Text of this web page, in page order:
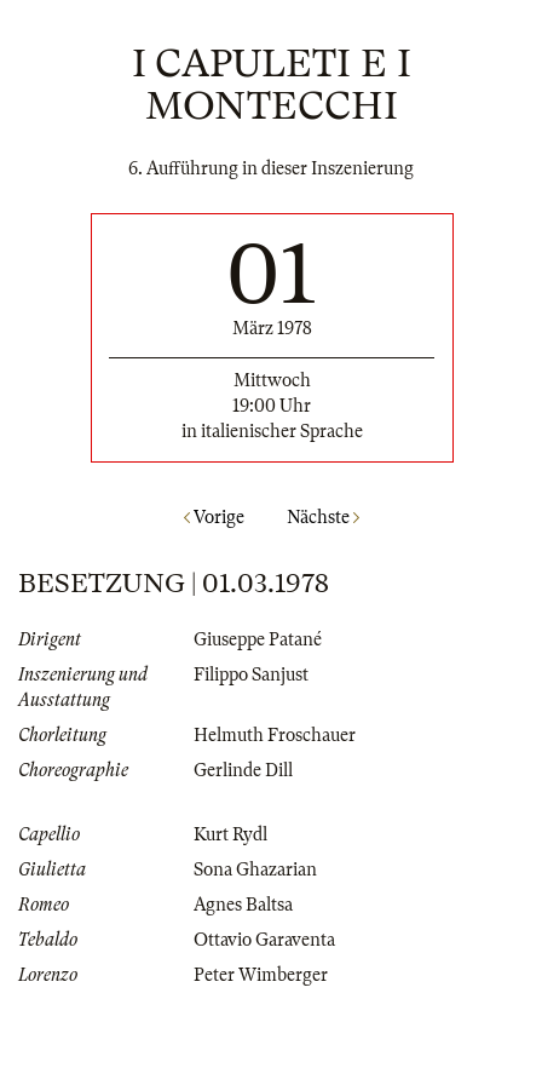
I CAPULETI E I
MONTECCHI
6. Aufführung in dieser Inszenierung
01
März 1978
Mittwoch
19:00 Uhr
in italienischer Sprache
Vorige Nächste
BESETZUNG | 01.03.1978
Dirigent
Giuseppe Patané
Inszenierung und
Ausstattung
Filippo Sanjust
Chorleitung
Helmuth Froschauer
Choreographie
Gerlinde Dill
Capellio
Kurt Rydl
Giulietta
Sona Ghazarian
Romeo
Agnes Baltsa
Tebaldo
Ottavio Garaventa
Lorenzo
Peter Wimberger